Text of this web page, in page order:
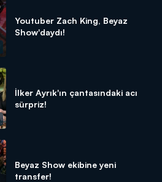
Youtuber Zach King, Beyaz
Show'daydı!
İlker Ayrık'ın çantasındaki acı
sürpriz!
Beyaz Show ekibine yeni
transfer!